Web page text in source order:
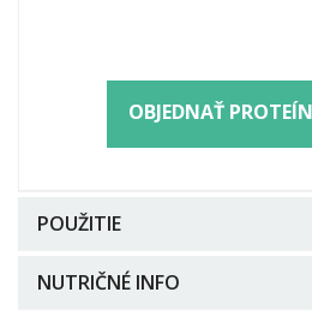
OBJEDNAŤ
POUŽITIE
NUTRIČNÉ INFO